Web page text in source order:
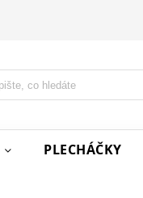
PLECHÁČKY